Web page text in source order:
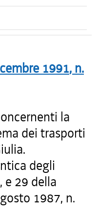
1991, n.
la
dei trasporti
degli
e 29 della
1987, n.